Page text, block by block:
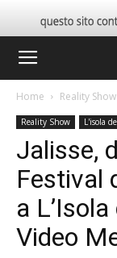
Home Reality Show
Reality Show L'isola
Jalisse,
Festival
a
Video